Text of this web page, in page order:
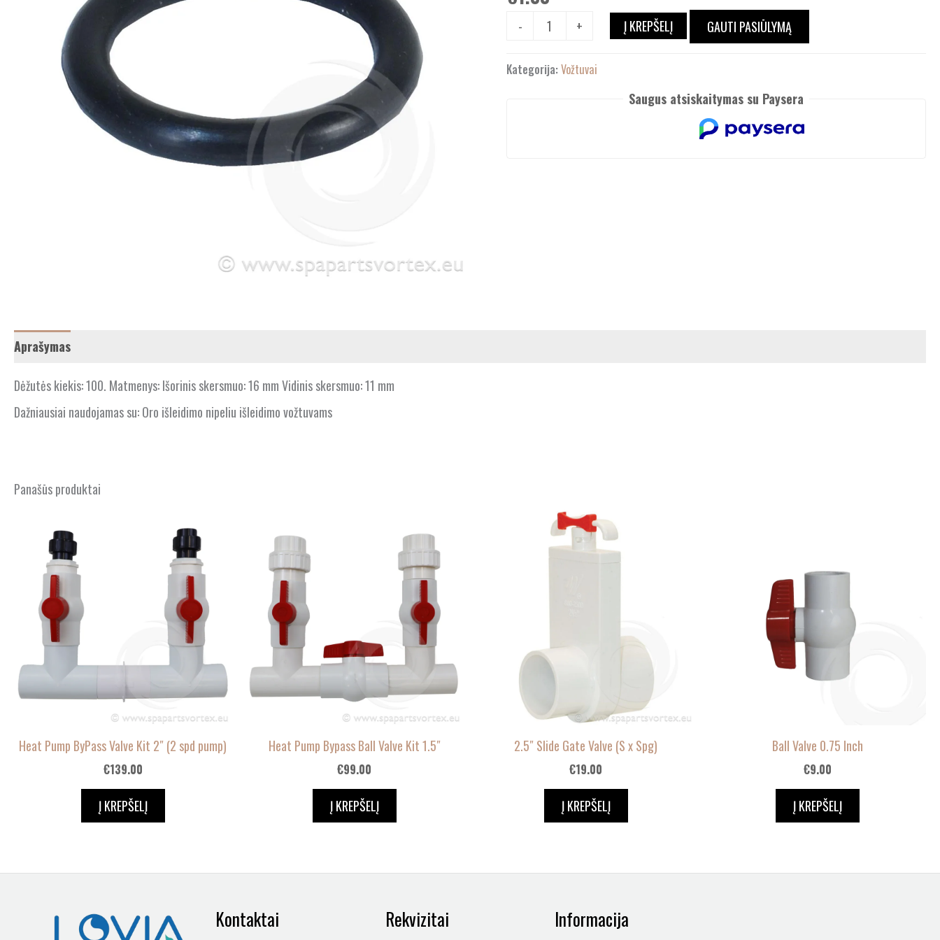
- + Į KREPŠELĮ GAUTI PASIŪLYMĄ
Kategorija:Vožtuvai
Saugus atsiskaitymas su Paysera
Aprašymas
Dėžutės kiekis: 100. Matmenys: Išorinis skersmuo: 16 mm Vidinis skersmuo: 11 mm
Dažniausiai naudojamas su: Oro išleidimo nipeliu išleidimo vožtuvams
Panašūs produktai
Heat Pump ByPass Valve Kit 2″ (2 spd pump)
€139.00
Į KREPŠELĮ
Heat Pump Bypass Ball Valve Kit 1.5″
€99.00
Į KREPŠELĮ
2.5″ Slide Gate Valve (S x Spg)
€19.00
Į KREPŠELĮ
Ball Valve 0.75 Inch
€9.00
Į KREPŠELĮ
Kontaktai Rekvizitai Informacija